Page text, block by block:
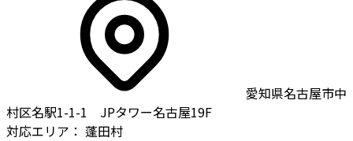
愛知県名古屋市中
村区名駅1-1-1 JPタワー名古屋19F
対応エリア： 蓬田村